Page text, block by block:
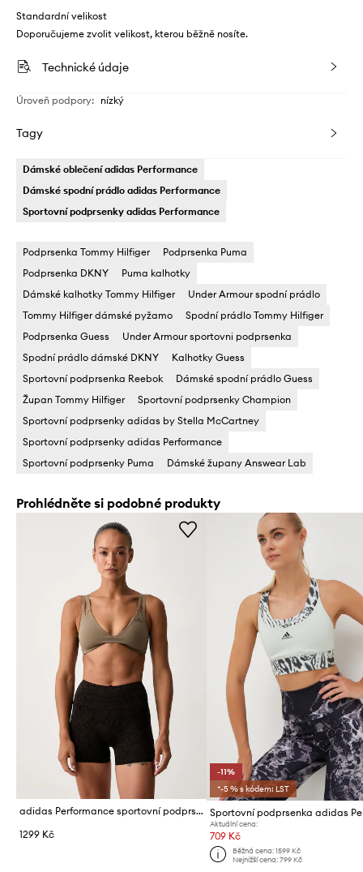
Standardní velikost
Doporučujeme zvolit velikost, kterou běžně nosíte.
Technické údaje
Úroveň podpory: nízký
Tagy
Dámské oblečení adidas Performance
Dámské spodní prádlo adidas Performance
Sportovní podprsenky adidas Performance
Podprsenka Tommy Hilfiger
Podprsenka Puma
Podprsenka DKNY
Puma kalhotky
Dámské kalhotky Tommy Hilfiger
Under Armour spodní prádlo
Tommy Hilfiger dámské pyžamo
Spodní prádlo Tommy Hilfiger
Podprsenka Guess
Under Armour sportovni podprsenka
Spodní prádlo dámské DKNY
Kalhotky Guess
Sportovní podprsenka Reebok
Dámské spodní prádlo Guess
Župan Tommy Hilfiger
Sportovní podprsenky Champion
Sportovní podprsenky adidas by Stella McCartney
Sportovní podprsenky adidas Performance
Sportovní podprsenky Puma
Dámské župany Answear Lab
Prohlédněte si podobné produkty
adidas Performance sportovní podprsenka Optime
1299 Kč
-11%
*-5 % s kódem: LST
Aktuální cena:
709 Kč
Běžná cena: 1599 Kč
Nejnižší cena: 799 Kč